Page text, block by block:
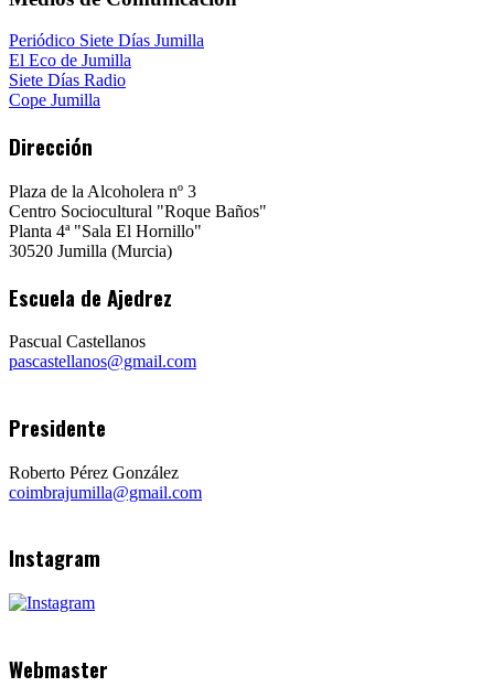
Periódico Siete Días Jumilla
El Eco de Jumilla
Siete Días Radio
Cope Jumilla
Dirección
Plaza de la Alcoholera nº 3
Centro Sociocultural "Roque Baños"
Planta 4ª "Sala El Hornillo"
30520 Jumilla (Murcia)
Escuela de Ajedrez
Pascual Castellanos
pascastellanos@gmail.com
Presidente
Roberto Pérez González
coimbrajumilla@gmail.com
Instagram
Webmaster